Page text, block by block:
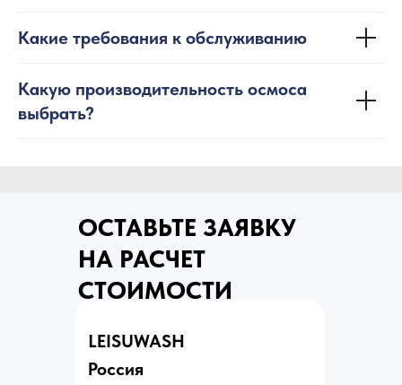
Какие требования к обслуживанию
Какую производительность осмоса
выбрать?
ОСТАВЬТЕ ЗАЯВКУ
НА РАСЧЕТ
СТОИМОСТИ
LEISUWASH
Россия